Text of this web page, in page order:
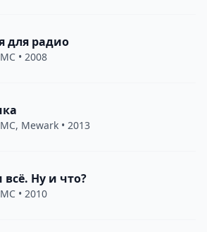
для радио
• 2008
, Mewark • 2013
всё. Ну и что?
• 2010